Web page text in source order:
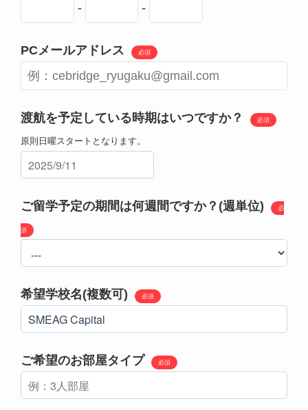
- -
PCメールアドレス 必須
渡航を予定している時期はいつですか？ 必須
原則日曜スタートとなります。
ご留学予定の期間は何週間ですか？(週単位) 必
須
希望学校名(複数可) 必須
ご希望のお部屋タイプ 必須